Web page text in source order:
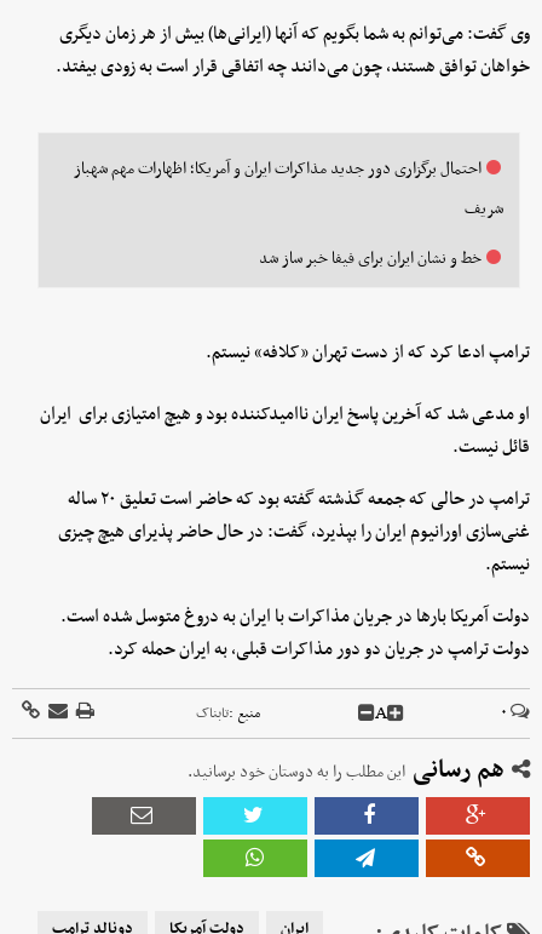
وی گفت: می‌توانم به شما بگویم که آنها (ایرانی‌ها) بیش از هر زمان دیگری
خواهان توافق هستند، چون می‌دانند چه اتفاقی قرار است به زودی بیفتد.
احتمال برگزاری دور جدید مذاکرات ایران و آمریکا؛ اظهارات مهم شهباز
شریف
خط و نشان ایران برای فیفا خبر ساز شد
ترامپ ادعا کرد که از دست تهران «کلافه» نیستم.
او مدعی شد که آخرین پاسخ ایران ناامیدکننده بود و هیچ امتیازی برای ایران
قائل نیست.
ترامپ در حالی که جمعه‌ گذشته گفته بود که حاضر است تعلیق ۲۰ ساله
غنی‌سازی اورانیوم ایران را بپذیرد، گفت: در حال حاضر پذیرای هیچ چیزی
نیستم.
دولت آمریکا بارها در جریان مذاکرات با ایران به دروغ متوسل شده است.
دولت ترامپ در جریان دو دور مذاکرات قبلی، به ایران حمله کرد.
۰ A منبع :تابناک
هم رسانی این مطلب را به دوستان خود برسانید.